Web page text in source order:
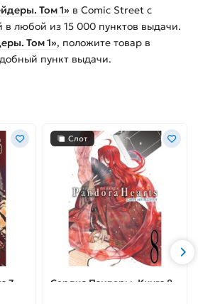
Том 1» в Comic Street с
в любой из 15 000 пунктов выдачи.
Том 1», положите товар в
пункт выдачи.
7
Слот
Сердца Пандоры. Книга 8